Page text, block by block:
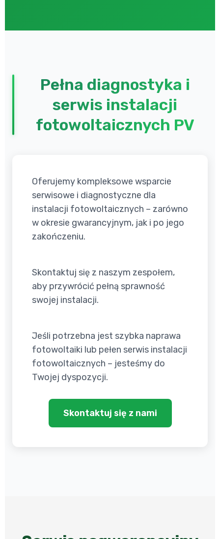
Pełna diagnostyka i
serwis instalacji
fotowoltaicznych PV
Oferujemy kompleksowe wsparcie
serwisowe i diagnostyczne dla
instalacji fotowoltaicznych – zarówno
w okresie gwarancyjnym, jak i po jego
zakończeniu.
Skontaktuj się z naszym zespołem,
aby przywrócić pełną sprawność
swojej instalacji.
Jeśli potrzebna jest szybka naprawa
fotowoltaiki lub pełen serwis instalacji
fotowoltaicznych – jesteśmy do
Twojej dyspozycji.
Skontaktuj się z nami